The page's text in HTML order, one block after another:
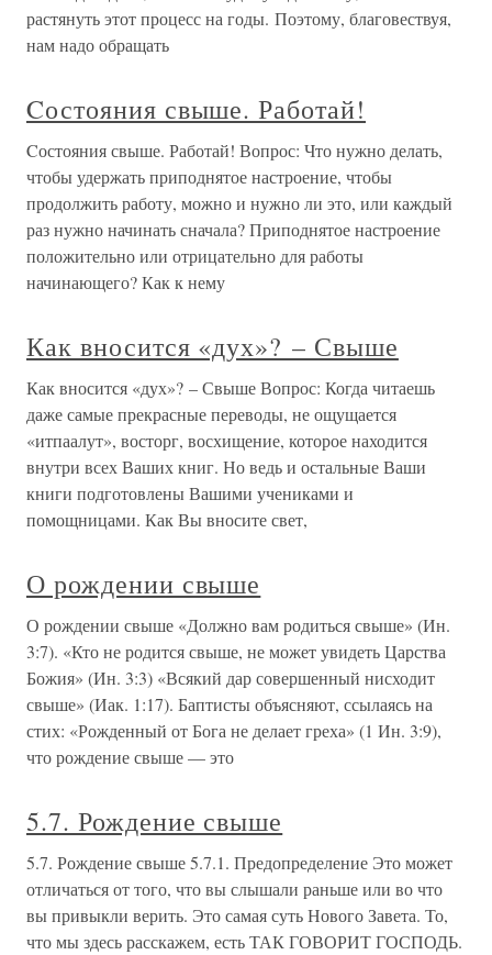
растянуть этот процесс на годы. Поэтому, благовествуя,
нам надо обращать
Cостояния свыше. Работай!
Cостояния свыше. Работай! Вопрос: Что нужно делать,
чтобы удержать приподнятое настроение, чтобы
продолжить работу, можно и нужно ли это, или каждый
раз нужно начинать сначала? Приподнятое настроение
положительно или отрицательно для работы
начинающего? Как к нему
Как вносится «дух»? – Свыше
Как вносится «дух»? – Свыше Вопрос: Когда читаешь
даже самые прекрасные переводы, не ощущается
«итпаалут», восторг, восхищение, которое находится
внутри всех Ваших книг. Но ведь и остальные Ваши
книги подготовлены Вашими учениками и
помощницами. Как Вы вносите свет,
О рождении свыше
О рождении свыше «Должно вам родиться свыше» (Ин.
3:7). «Кто не родится свыше, не может увидеть Царства
Божия» (Ин. 3:3) «Всякий дар совершенный нисходит
свыше» (Иак. 1:17). Баптисты объясняют, ссылаясь на
стих: «Рожденный от Бога не делает греха» (1 Ин. 3:9),
что рождение свыше — это
5.7. Рождение свыше
5.7. Рождение свыше 5.7.1. Предопределение Это может
отличаться от того, что вы слышали раньше или во что
вы привыкли верить. Это самая суть Нового Завета. То,
что мы здесь расскажем, есть ТАК ГОВОРИТ ГОСПОДЬ.